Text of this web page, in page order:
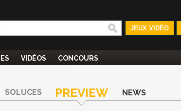
JEUX VIDÉO
VIDÉOS CONCOURS
SOLUCES PREVIEW NEWS